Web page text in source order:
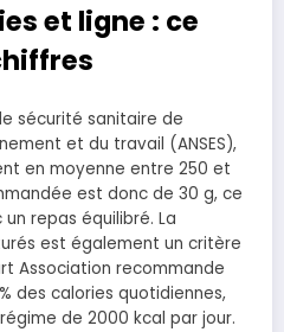
et ligne : ce
sécurité sanitaire de
et du travail (ANSES),
en moyenne entre 250 et
est donc de 30 g, ce
repas équilibré. La
est également un critère
Association recommande
des calories quotidiennes,
de 2000 kcal par jour.